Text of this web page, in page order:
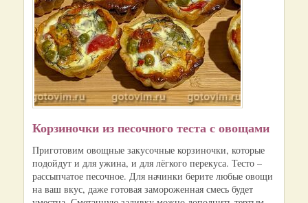
Корзиночки из песочного теста с овощами
Приготовим овощные закусочные корзиночки, которые
подойдут и для ужина, и для лёгкого перекуса. Тесто –
рассыпчатое песочное. Для начинки берите любые овощи
на ваш вкус, даже готовая замороженная смесь будет